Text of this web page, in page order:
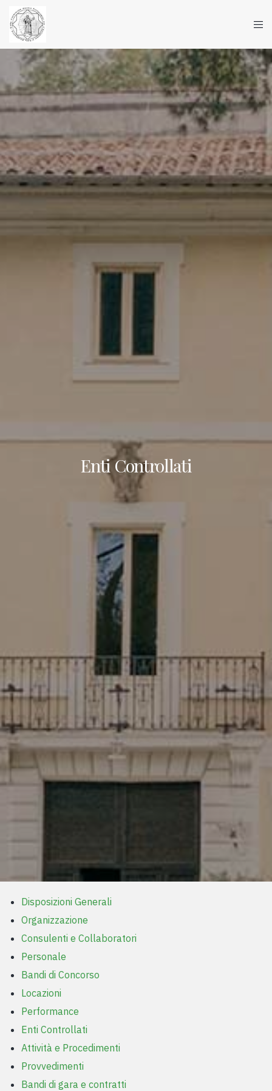
Enti Controllati
Disposizioni Generali
Organizzazione
Consulenti e Collaboratori
Personale
Bandi di Concorso
Locazioni
Performance
Enti Controllati
Attività e Procedimenti
Provvedimenti
Bandi di gara e contratti